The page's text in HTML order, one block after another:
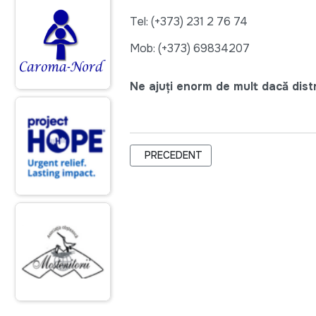
Tel: (+373) 231 2 76 74
Mob: (+373) 69834207
Ne ajuți enorm de mult dacă
ARTICOL PRECEDENT: AL 7-LEA
PRECEDENT